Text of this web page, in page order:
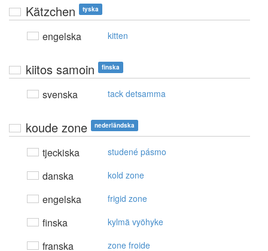
Kätzchen tyska
engelska kitten
kiitos samoin finska
svenska tack detsamma
koude zone nederländska
tjeckiska studené pásmo
danska kold zone
engelska frigid zone
finska kylmä vyöhyke
franska zone froide